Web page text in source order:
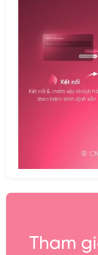
Tham